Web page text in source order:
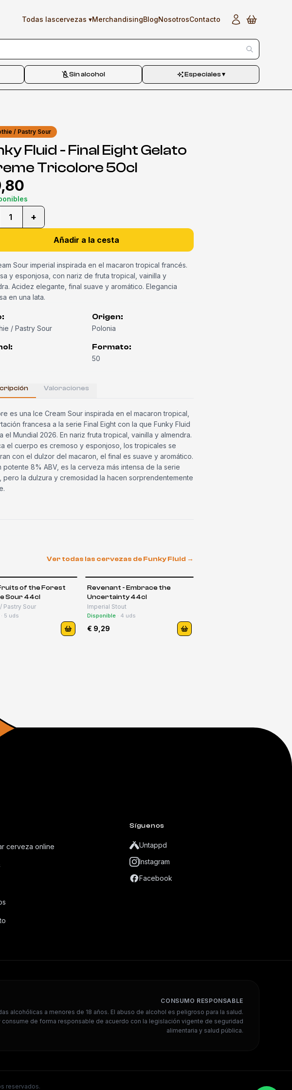
Todas lascervezas ▾MerchandisingBlogNosotrosContacto
Sin alcohol Especiales▾
/ Pastry Sour
Fluid - Final Eight Gelato
Tricolore 50cl
1 +
Añadir a la cesta
Sour imperial inspirada en el macaron tropical francés.
y esponjosa, con nariz de fruta tropical, vainilla y
Acidez elegante, final suave y aromático. Elegancia
en una lata.
:
/ Pastry Sour
Origen:
Polonia
: Formato:
50
Valoraciones
es una Ice Cream Sour inspirada en el macaron tropical,
francesa a la serie Final Eight con la que Funky Fluid
el Mundial 2026. En nariz fruta tropical, vainilla y almendra.
el cuerpo es cremoso y esponjoso, los tropicales se
con el dulzor del macaron, el final es suave y aromático.
potente 8% ABV, es la cerveza más intensa de la serie
pero la dulzura y cremosidad la hacen sorprendentemente
Ver todas las cervezas deFunky Fluid →
of the Forest
Sour 44cl
Pastry Sour
5 uds
Revenant - Embrace the
Uncertainty 44cl
Imperial Stout
Disponible · 4 uds
€ 9,29
cerveza online
Síguenos
Untappd
Instagram
Facebook
CONSUMO RESPONSABLE
alcohólicas a menores de 18 años. El abuso de alcohol es peligroso para la salud.
consume de forma responsable de acuerdo con la legislación vigente de seguridad
alimentaria y salud pública.
reservados.